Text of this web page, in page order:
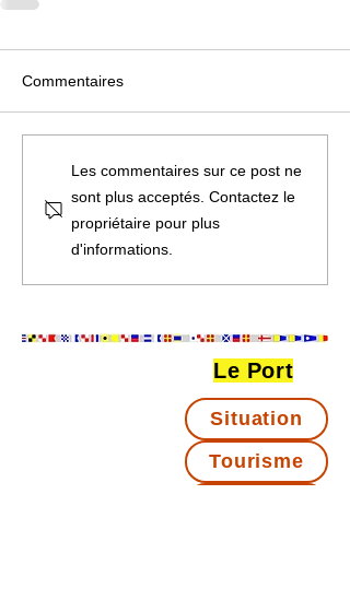
Commentaires
Les commentaires sur ce post ne
sont plus acceptés. Contactez le
propriétaire pour plus
d'informations.
Le Port
Situation
Tourisme